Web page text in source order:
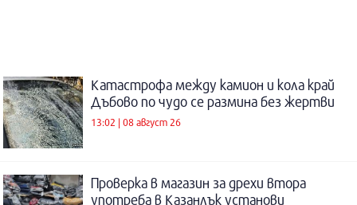
Катастрофа между камион и кола край
Дъбово по чудо се размина без жертви
13:02 | 08 август 26
Проверка в магазин за дрехи втора
употреба в Казанлък установи